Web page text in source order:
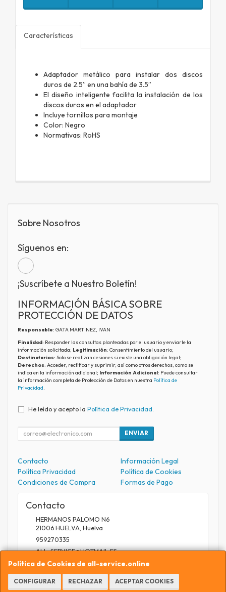
Características
Adaptador metálico para instalar dos discos
duros de 2.5” en una bahía de 3.5”
El diseño inteligente facilita la instalación de los
discos duros en el adaptador
Incluye tornillos para montaje
Color: Negro
Normativas: RoHS
Política de Cookies de all-service.online
CONFIGURAR RECHAZAR ACEPTAR COOKIES
Sobre Nosotros
Síguenos en:
¡Suscríbete a Nuestro Boletín!
INFORMACIÓN BÁSICA SOBRE
PROTECCIÓN DE DATOS
Responsable: GATA MARTINEZ, IVAN
Finalidad: Responder las consultas planteadas por el usuario y enviarle la
información solicitada; Legitimación: Consentimiento del usuario;
Destinatarios: Solo se realizan cesiones si existe una obligación legal;
Derechos: Acceder, rectificar y suprimir, así como otros derechos, como se
indica en la información adicional; Información Adicional: Puede consultar
la información completa de Protección de Datos en nuestra Política de
Privacidad.
He leído y acepto la Política de Privacidad
ENVIAR
Contacto
Información Legal
Política Privacidad
Política de Cookies
Condiciones de Compra
Formas de Pago
Contacto
HERMANOS PALOMO N6
21006HUELVA Huelva
959270335
ALL_SERVICE@HOTMAIL.ES
Horario